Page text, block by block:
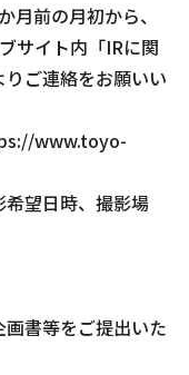
月前の月初から、
サイト内「IRに関
ご連絡をお願いい
www.toyo-
望日時、撮影場
書等をご提出いた